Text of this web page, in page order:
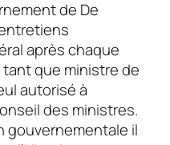
de De
après chaque
que ministre de
autorisé à
des ministres.
gouvernementale il